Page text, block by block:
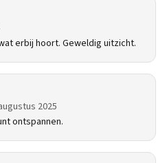
erbij hoort. Geweldig uitzicht.
2025
ontspannen.